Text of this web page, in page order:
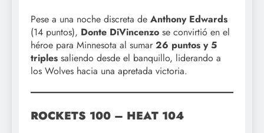
Pese a una noche discreta de Anthony Edwards
(14 puntos), Donte DiVincenzo se convirtió en el
héroe para Minnesota al sumar 26 puntos y 5
triples saliendo desde el banquillo, liderando a
los Wolves hacia una apretada victoria.
ROCKETS 100 – HEAT 104